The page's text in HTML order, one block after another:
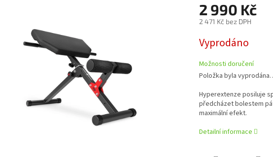
2 990 Kč
2 471 Kč bez DPH
cena:
Vyprodáno
Možnosti doručení
Položka byla
Hyperextenze posiluje
předcházet bolestem
maximální efekt.
Detailní informace